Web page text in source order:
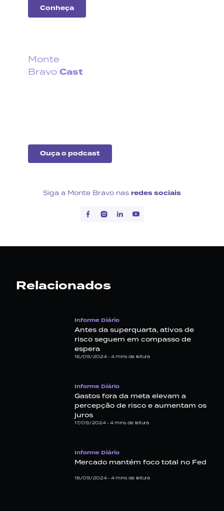
Conheça
Monte
Bravo Cast
Ouça o podcast
Siga a Monte Bravo nas redes sociais
Relacionados
Informe Diário
Antes da superquarta, ativos de
risco seguem em compasso de
espera
16/09/2024 • 4 mins de leitura
Informe Diário
Gastos fora da meta elevam a
percepção de risco e aumentam os
juros
17/09/2024 • 4 mins de leitura
Informe Diário
Mercado mantém foco total no Fed
18/09/2024 • 4 mins de leitura